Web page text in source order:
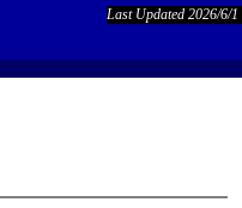
Last Updated 2026/6/1